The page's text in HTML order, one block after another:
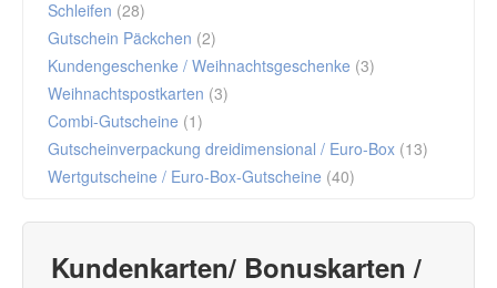
Schleifen (28)
Gutschein Päckchen (2)
Kundengeschenke / Weihnachtsgeschenke (3)
Weihnachtspostkarten (3)
Combi-Gutscheine (1)
Gutscheinverpackung dreidimensional / Euro-Box (13)
Wertgutscheine / Euro-Box-Gutscheine (40)
Kundenkarten/ Bonuskarten /